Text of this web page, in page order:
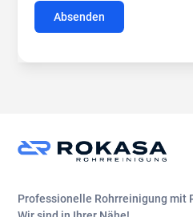
Professionelle Rohrreinigung mit